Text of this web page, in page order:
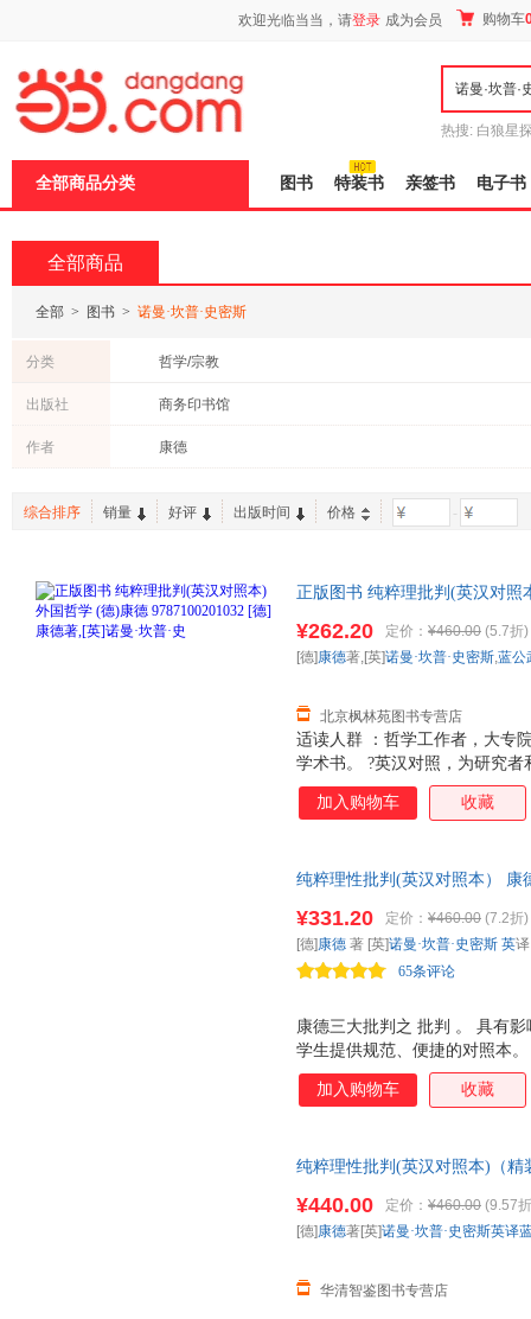
欢迎光临当当，请登录 成为会员 购物车
热搜: 白狼星
全部商品分类 图书 特装书 亲签书 电子书
全部商品
全部 > 图书 > 诺曼·坎普·史密斯
分类 哲学/宗教
出版社 商务印书馆
作者 康德
综合排序 销量 好评 出版时间 价格 -
正版图书 纯粹理批判(英汉对照
片仅供参考，以实物为准。（
适读人群 ：哲学工作者，大专
学术书。 ?英汉对照，为研究
生中译本术语准确，用词典雅。
¥262.20 定价： ¥460.00 (5.7折)
北京枫林苑图书专营店
[德]康德著,[英]诺曼·坎普·史密斯,蓝公
加入购物车 收藏
纯粹理性批判(英汉对照本） 康
译本术语准确，用词典雅。
康德三大批判之 批判 。 具有
学生提供规范、便捷的对照本
¥331.20 定价： ¥460.00 (7.2折)
65条评论
[德]康德 著 [英]诺曼·坎普·史密斯 英
加入购物车 收藏
纯粹理性批判(英汉对照本)（
¥440.00 定价： ¥460.00 (9.57
华清智鉴图书专营店
[德]康德著[英]诺曼·坎普·史密斯英译
页
加